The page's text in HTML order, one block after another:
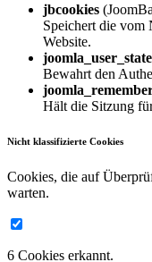
jbcookies
Speichert die vom
Website.
joomla_user_state
Bewahrt den
Hält die Sitzung
Nicht klassifizierte Cookies
Cookies, die auf
warten.
6 Cookies erkannt.